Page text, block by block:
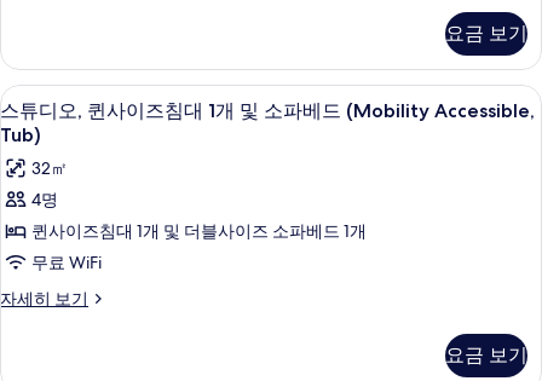
In
Shower)
사
진
모
두
보
실
개
(Mobility
Accessible,
Roll-
In
Shower)
자
세
보
요금 보기
스
튜
디
오,
퀸
사
이
샤워기/욕조 결합, 무료 세면용품, 헤
6
스튜디오, 퀸사이즈침대 1개 및 소파베드 (Mobility Accessible,
Tub)
32㎡
4명
퀸사이즈침대 1개 및 더블사이즈 소파베드 1개
무료 WiFi
자세히 보기
스
요금 보기